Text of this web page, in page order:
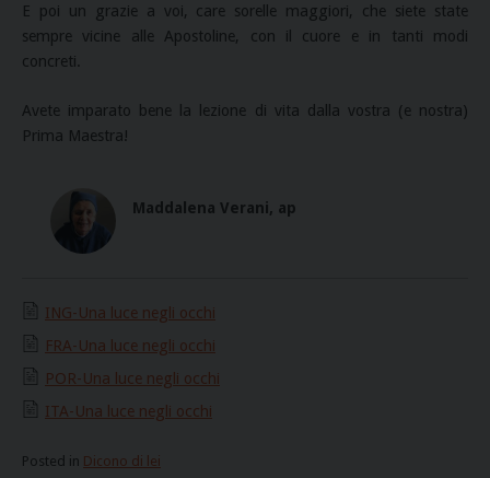
E poi un grazie a voi, care sorelle maggiori, che siete state
sempre vicine alle Apostoline, con il cuore e in tanti modi
concreti.
Avete imparato bene la lezione di vita dalla vostra (e nostra)
Prima Maestra!
Maddalena Verani, ap
ING-Una luce negli occhi
FRA-Una luce negli occhi
POR-Una luce negli occhi
ITA-Una luce negli occhi
Posted in Dicono di lei